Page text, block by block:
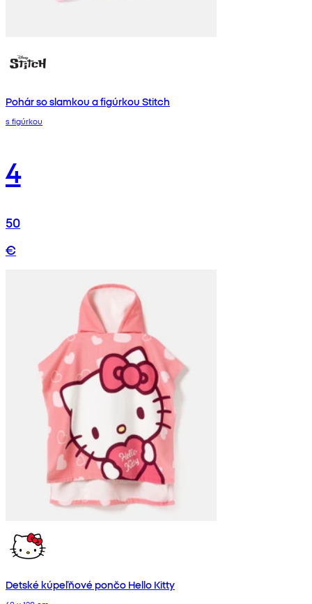
Pohár so slamkou a figúrkou Stitch
s figúrkou
4
50
€
Detské kúpeľňové pončo Hello Kitty